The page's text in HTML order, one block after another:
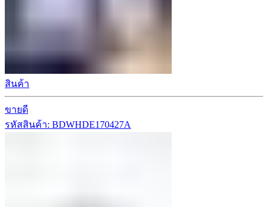
สินค้า
ขายดี
รหัสสินค้า: BDWHDE170427A